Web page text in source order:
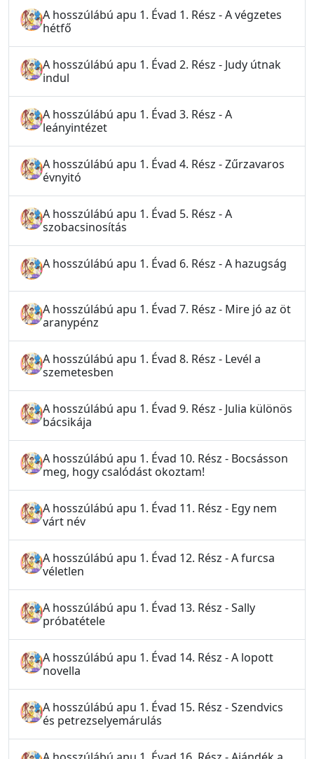
A hosszúlábú apu 1. Évad 1. Rész - A végzetes
hétfő
A hosszúlábú apu 1. Évad 2. Rész - Judy útnak
indul
A hosszúlábú apu 1. Évad 3. Rész - A
leányintézet
A hosszúlábú apu 1. Évad 4. Rész - Zűrzavaros
évnyitó
A hosszúlábú apu 1. Évad 5. Rész - A
szobacsinosítás
A hosszúlábú apu 1. Évad 6. Rész - A hazugság
A hosszúlábú apu 1. Évad 7. Rész - Mire jó az öt
aranypénz
A hosszúlábú apu 1. Évad 8. Rész - Levél a
szemetesben
A hosszúlábú apu 1. Évad 9. Rész - Julia különös
bácsikája
A hosszúlábú apu 1. Évad 10. Rész - Bocsásson
meg, hogy csalódást okoztam!
A hosszúlábú apu 1. Évad 11. Rész - Egy nem
várt név
A hosszúlábú apu 1. Évad 12. Rész - A furcsa
véletlen
A hosszúlábú apu 1. Évad 13. Rész - Sally
próbatétele
A hosszúlábú apu 1. Évad 14. Rész - A lopott
novella
A hosszúlábú apu 1. Évad 15. Rész - Szendvics
és petrezselyemárulás